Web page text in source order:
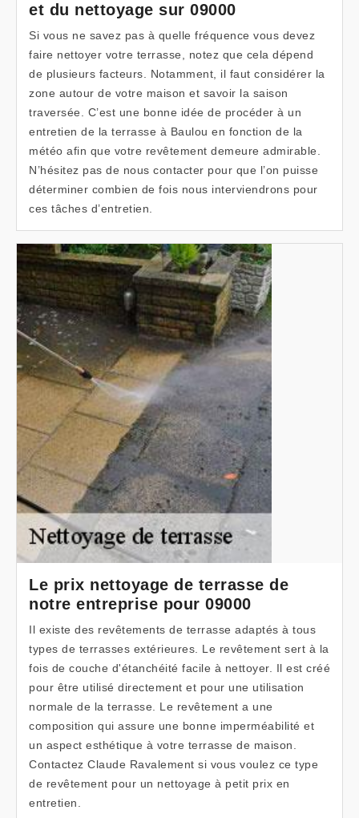
et du nettoyage sur 09000
Si vous ne savez pas à quelle fréquence vous devez
faire nettoyer votre terrasse, notez que cela dépend
de plusieurs facteurs. Notamment, il faut considérer la
zone autour de votre maison et savoir la saison
traversée. C’est une bonne idée de procéder à un
entretien de la terrasse à Baulou en fonction de la
météo afin que votre revêtement demeure admirable.
N’hésitez pas de nous contacter pour que l’on puisse
déterminer combien de fois nous interviendrons pour
ces tâches d’entretien.
Le prix nettoyage de terrasse de
notre entreprise pour 09000
Il existe des revêtements de terrasse adaptés à tous
types de terrasses extérieures. Le revêtement sert à la
fois de couche d'étanchéité facile à nettoyer. Il est créé
pour être utilisé directement et pour une utilisation
normale de la terrasse. Le revêtement a une
composition qui assure une bonne imperméabilité et
un aspect esthétique à votre terrasse de maison.
Contactez Claude Ravalement si vous voulez ce type
de revêtement pour un nettoyage à petit prix en
entretien.